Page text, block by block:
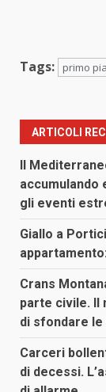
Tags: primo
ARTICOLI
Il
accumulando
gli eventi
Giallo a
Crans
parte civile. Il
di sfondare
Carceri
di decessi.